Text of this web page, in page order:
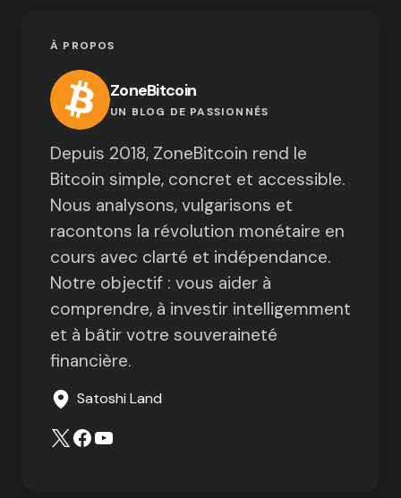
À PROPOS
ZoneBitcoin
UN BLOG DE PASSIONNÉS
Depuis 2018, ZoneBitcoin rend le
Bitcoin simple, concret et accessible.
Nous analysons, vulgarisons et
racontons la révolution monétaire en
cours avec clarté et indépendance.
Notre objectif : vous aider à
comprendre, à investir intelligemment
et à bâtir votre souveraineté
financière.
Satoshi Land